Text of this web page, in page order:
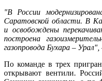
"В России
Саратовской области. В
и освобождены
построена
газопровода Бухара – Урал",
По команде в трех
открывают вентили.